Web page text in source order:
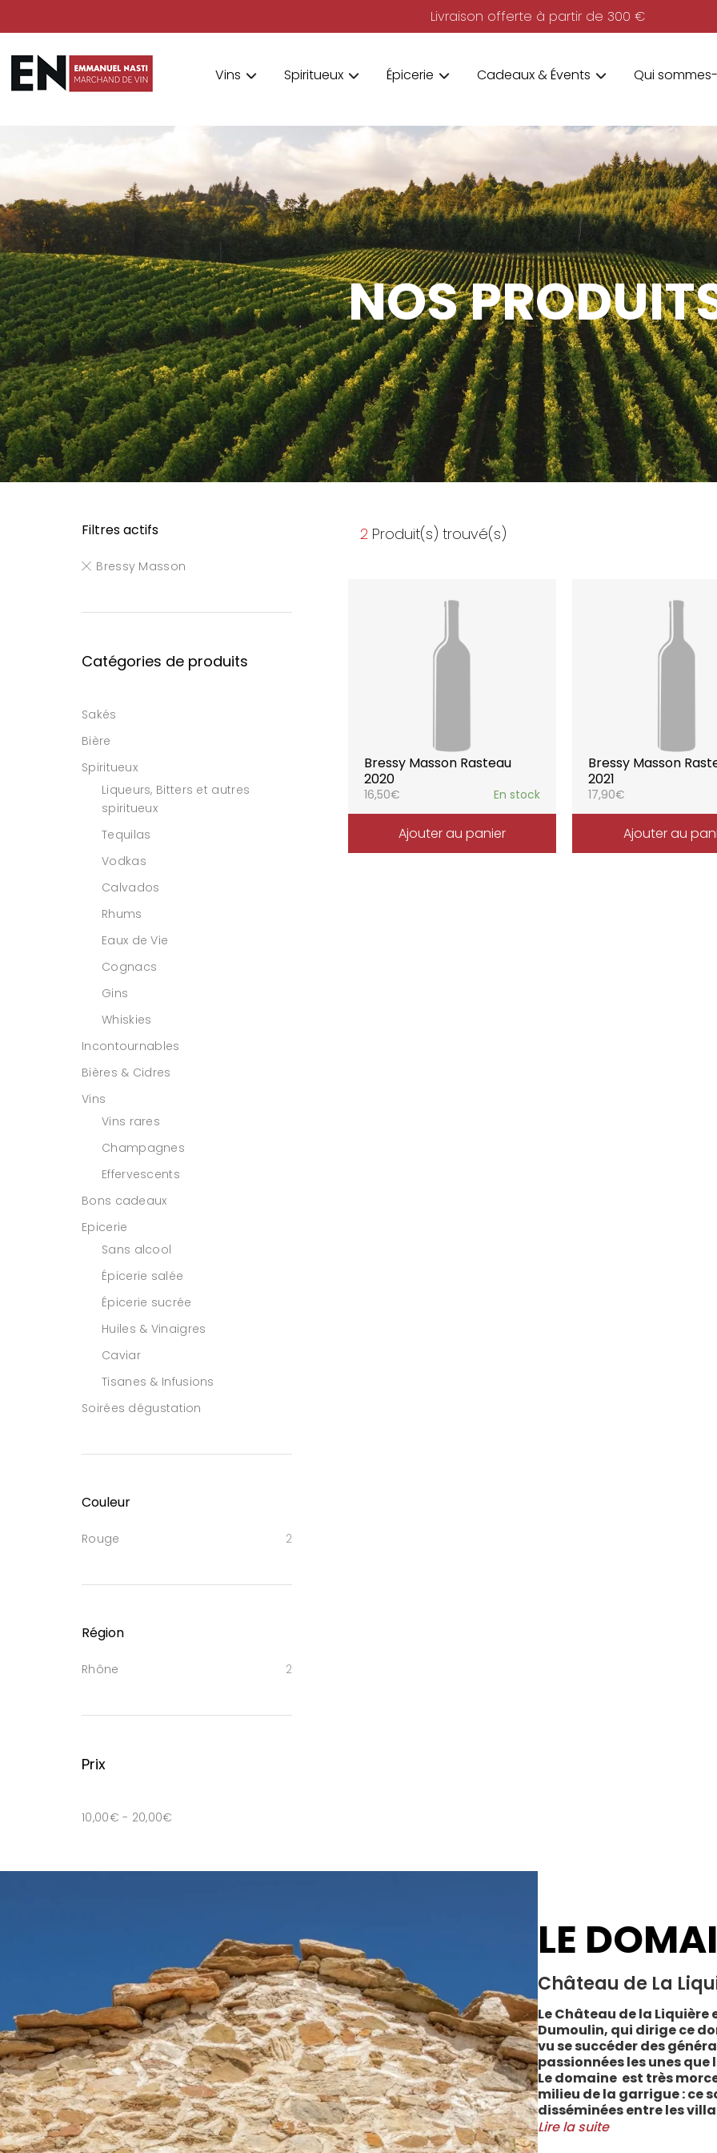
Livraison offerte à partir de 300 €
Vins Spiritueux Épicerie Cadeaux & Évents Qui
NOS
2 Produit(s) trouvé(s)
Bressy Masson Rasteau
2020
16,50€ En stock
Ajouter au panier
Bressy Masson
2021
17,90€
Ajouter au
Filtres actifs
Bressy Masson
Catégories de produits
Sakés
Bière
Spiritueux
Liqueurs, Bitters et autres
spiritueux
Tequilas
Vodkas
Calvados
Rhums
Eaux de Vie
Cognacs
Gins
Whiskies
Incontournables
Bières & Cidres
Vins
Vins rares
Champagnes
Effervescents
Bons cadeaux
Epicerie
Sans alcool
Épicerie salée
Épicerie sucrée
Huiles & Vinaigres
Caviar
Tisanes & Infusions
Soirées dégustation
Couleur
Rouge 2
Région
Rhône 2
Prix
10,00€ - 20,00€
LE
Château de La
Le Château de la
Dumoulin, qui dirige ce
vu se succéder des
passionnées les unes que
Le domaine est très
milieu de la garrigue : ce
disséminées entre les
Cabrerolles et Faugères,
Lire la suite